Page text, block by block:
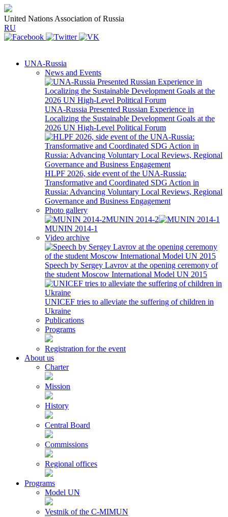
United Nations Association of Russia
RU
UNA-Russia
News and Events
UNA-Russia Presented Russian Experience in
Localizing the Sustainable Development Goals at the
2026 UN High-Level Political Forum
HLPF 2026, side event of the UNA-Russia:
Transformative and Coordinated SDG Action in
Russia: Advancing Voluntary Local Reviews, Regional
Governance and Business Engagement
Photo gallery
MUNIN 2014-2
MUNIN 2014-1
Video archive
Speech by Sergey Lavrov at the opening ceremony of
the student Moscow International Model UN 2015
UNICEF tries to alleviate the suffering of children in
Ukraine
Publications
Programs
Registration for the event
About us
Charter
Mission
History
Central Board
Commissions
Regional offices
Programs
Model UN
Vestnik of the C-MIMUN